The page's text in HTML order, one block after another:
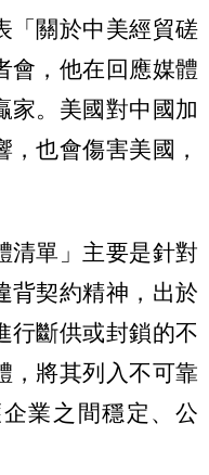
「關於中美經貿磋
會，他在回應媒體
家。美國對中國加
也會傷害美國，
清單」主要是針對
背契約精神，出於
行斷供或封鎖的不
，將其列入不可靠
業之間穩定、公